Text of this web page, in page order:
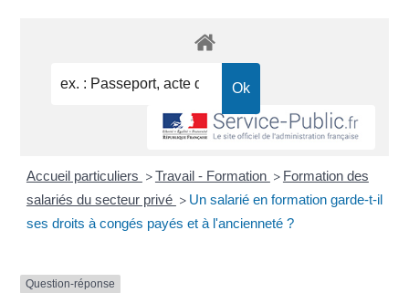
Accueil particuliers >Travail - Formation > Formation des
salariés du secteur privé > Un salarié en formation garde-t-il
ses droits à congés payés et à l'ancienneté ?
Question-réponse